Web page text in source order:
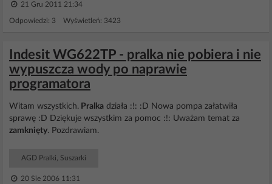
21 Gru 2011 21:34
Odpowiedzi: 3 Wyświetleń: 3423
Indesit WG622TP - pralka nie pobiera i nie
wypuszcza wody po naprawie
programatora
Witam wszystkich. Pralka działa :!: :D Nowa pompa załatwiła
sprawę :D Dziękuje wszystkim za pomoc :!: Uważam temat za
zamknięty. Pozdrawiam.
AGD Pralki, Suszarki
20 Sie 2006 11:31